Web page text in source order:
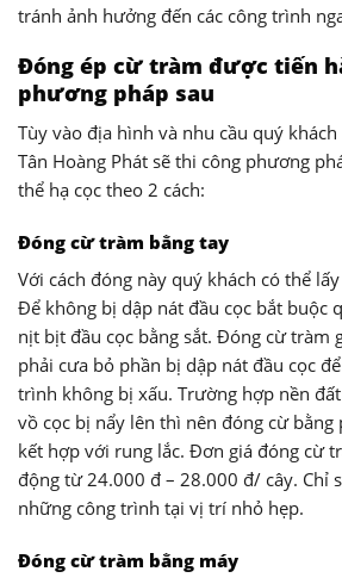
tránh ảnh hưởng đến các công trình
Đóng ép cừ tràm được tiến
phương pháp sau
Tùy vào địa hình và nhu cầu quý
Tân Hoàng Phát sẽ thi công phương
thể hạ cọc theo 2 cách:
Đóng cừ tràm bằng tay
Với cách đóng này quý khách có thể
Để không bị dập nát đầu cọc bắt buộc
nịt bịt đầu cọc bằng sắt. Đóng cừ tràm
phải cưa bỏ phần bị dập nát đầu cọc
trình không bị xấu. Trường hợp nền
vồ cọc bị nẩy lên thì nên đóng cừ bằng
kết hợp với rung lắc. Đơn giá đóng cừ
động từ 24.000 đ – 28.000 đ/ cây. Chỉ
những công trình tại vị trí nhỏ hẹp.
Đóng cừ tràm bằng máy